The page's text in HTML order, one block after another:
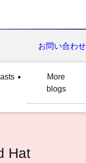
お問い合わせ
More
blogs
Hat